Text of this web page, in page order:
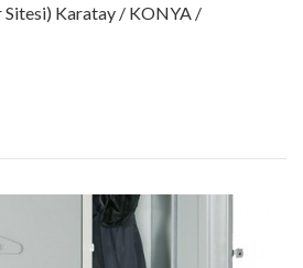
Karatay / KONYA /